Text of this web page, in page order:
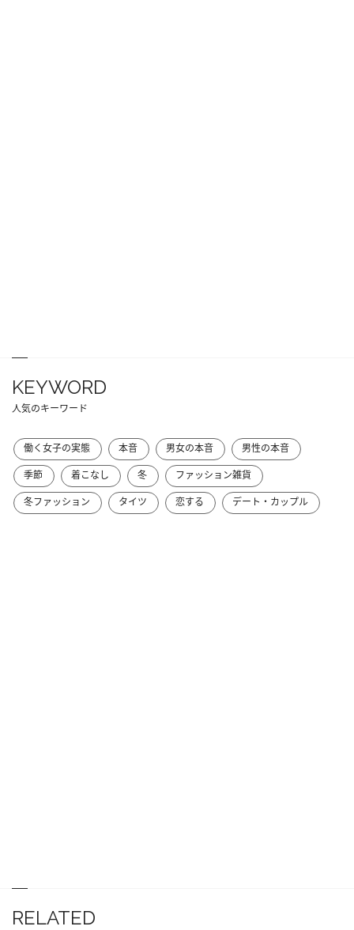
KEYWORD
人気のキーワード
働く女子の実態 本音 男女の本音
男性の本音
季節
着こなし 冬
ファッション雑貨
冬ファッション
タイツ 恋する デート・カップル
RELATED